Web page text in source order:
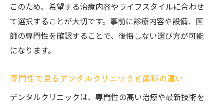
で相談
口コミで人気の審美歯科の特徴とメリット
長く健康な歯を守る歯科選びの秘訣とは
定期検診が受けやすい歯科の選び方を解説
歯科で学ぶセルフケアと長期維持の秘訣
このため、希望する治療内容やライフスタイルに合わせ
て選択することが大切です。事前に診療内容や設備、医
師の専門性を確認することで、後悔しない選び方が可能
になります。
専門性で見るデンタルクリニックと歯科の違い
デンタルクリニックは、専門性の高い治療や最新技術を